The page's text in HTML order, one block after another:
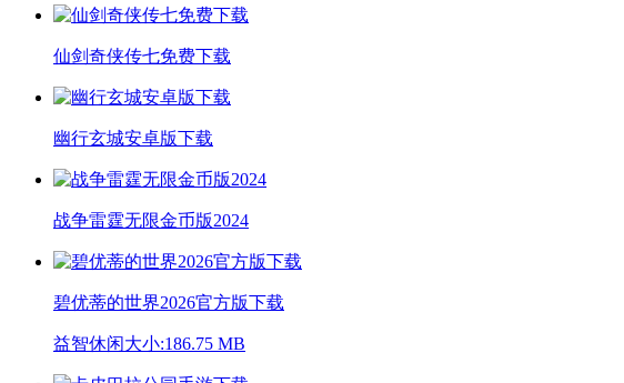
仙剑奇侠传七免费下载
幽行玄城安卓版下载
战争雷霆无限金币版2024
碧优蒂的世界2026官方版下载
益智休闲大小:186.75 MB